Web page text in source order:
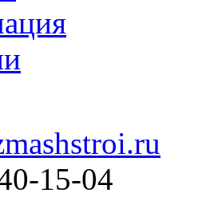
15-04